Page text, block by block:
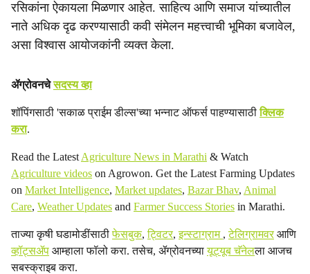
रसिकांना ऐकायला मिळणार आहेत. साहित्य आणि समाज यांच्यातील
नाते अधिक दृढ करण्यासाठी कवी संमेलन महत्त्वाची भूमिका बजावेल,
असा विश्वास आयोजकांनी व्यक्त केला.
ॲग्रोवनचेसदस्य व्हा
शॉपिंगसाठी 'सकाळ प्राईम डील्स'च्या भन्नाट ऑफर्स पाहण्यासाठीक्लिक
करा.
Read the Latest Agriculture News in Marathi & Watch
Agriculture videos on Agrowon. Get the Latest Farming Updates
on Market Intelligence, Market updates, Bazar Bhav, Animal
Care, Weather Updates and Farmer Success Stories in Marathi.
ताज्या कृषी घडामोडींसाठीफेसबुक,ट्विटर,इन्स्टाग्राम ,टेलिग्रामवरआणि
व्हॉट्सॲप आम्हाला फॉलो करा. तसेच, ॲग्रोवनच्यायूट्यूब चॅनेलला आजच
सबस्क्राइब करा.